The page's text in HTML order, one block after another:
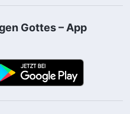
Gottes – App